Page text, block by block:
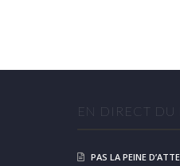
EN DIRECT DU
PAS LA PEINE